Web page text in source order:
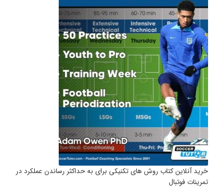
خرید آنلاین کتاب روش های تکنیکی برای به حداکثر رساندن عملکرد در
تمرینات فوتبال